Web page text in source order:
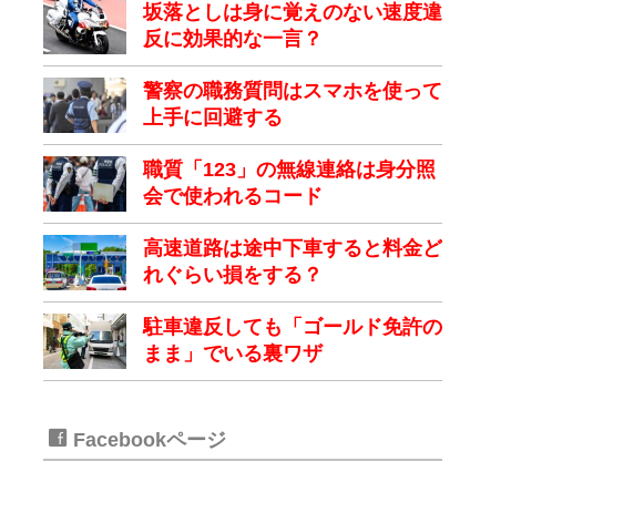
坂落としは身に覚えのない速度違
反に効果的な一言？
警察の職務質問はスマホを使って
上手に回避する
職質「123」の無線連絡は身分照
会で使われるコード
高速道路は途中下車すると料金ど
れぐらい損をする？
駐車違反しても「ゴールド免許の
まま」でいる裏ワザ
Facebookページ